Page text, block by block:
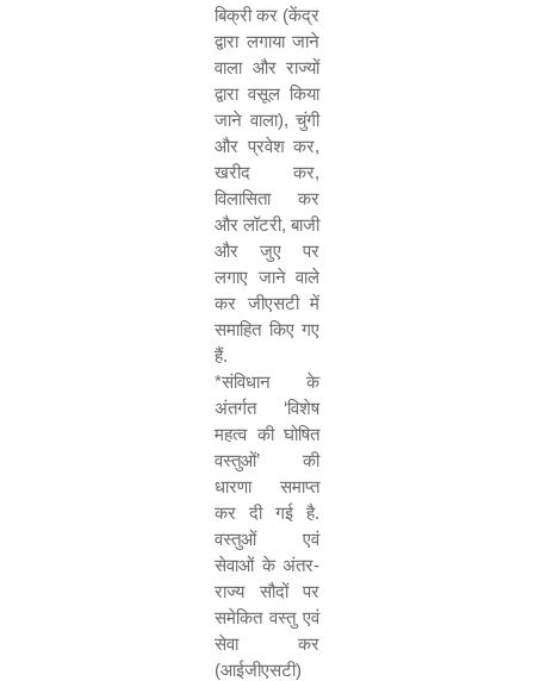
बिक्री कर (केंद्र
द्वारा लगाया जाने
वाला और राज्यों
द्वारा वसूल किया
जाने वाला), चुंगी
और प्रवेश कर,
खरीद कर,
विलासिता कर
और लॉटरी, बाजी
और जुए पर
लगाए जाने वाले
कर जीएसटी में
समाहित किए गए
हैं.
*संविधान के
अंतर्गत ‘विशेष
महत्व की घोषित
वस्तुओं’ की
धारणा समाप्त
कर दी गई है.
वस्तुओं एवं
सेवाओं के अंतर-
राज्य सौदों पर
समेकित वस्तु एवं
सेवा कर
(आईजीएसटी)